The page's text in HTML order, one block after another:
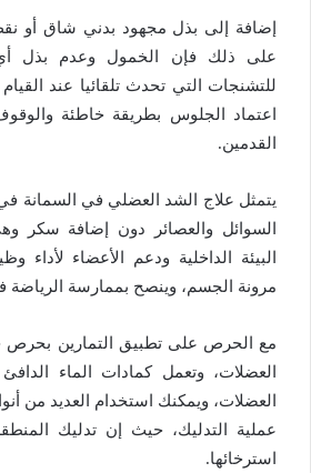
إضافة إلى بذل مجهود بدني شاق أو
على ذلك فإن الخمول وعدم بذل
للتشنجات التي تحدث تلقائيا عند
اعتماد الجلوس بطريقة خاطئة
القدمين.
يتمثل علاج الشد العضلي في السمانة
السوائل والعصائر دون إضافة سكر
البيئة الداخلية ودعم الأعضاء لأداء
مرونة الجسم، وينصح بممارسة الرياضة
مع الحرص على تطبيق التمارين
العضلات، وتعمل كمادات الماء
العضلات، ويمكنك استخدام العديد من
عملية التدليك، حيث إن تدليك
استرخائها.